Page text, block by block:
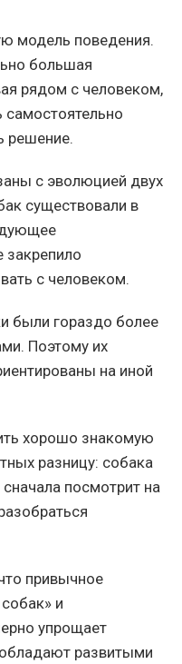
модель поведения.
большая
рядом с человеком,
самостоятельно
решение.
с эволюцией двух
существовали в
с человеком.
были гораздо более
Поэтому их
на иной
хорошо знакомую
разницу: собака
посмотрит на
привычное
и
упрощает
развитыми